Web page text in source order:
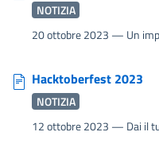
NOTIZIA
20 ottobre 2023 — Un
Hacktoberfest 2023
NOTIZIA
12 ottobre 2023 — Dai il